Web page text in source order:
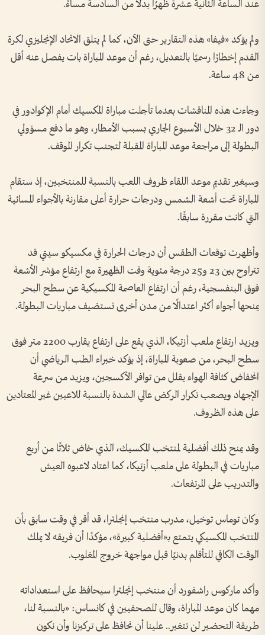
عند الساعة الثانية عشرة ظهرًا بدلًا من السادسة مساءً.
ولم يؤكد «فيفا» هذه التقارير حتى الآن، كما لم يتلق الاتحاد الإنجليزي لكرة
القدم إخطارًا رسميًا بالتعديل، رغم أن موعد المباراة بات يفصل عنه أقل
من 48 ساعة.
وجاءت هذه المناقشات بعدما تأجلت مباراة المكسيك أمام الإكوادور في
دور الـ 32 خلال الأسبوع الجاري بسبب الأمطار، وهو ما دفع مسؤولي
البطولة إلى مراجعة موعد المباراة المقبلة لتجنب تكرار الموقف.
وسيغير تقديم موعد اللقاء ظروف اللعب بالنسبة للمنتخبين، إذ ستقام
المباراة تحت أشعة الشمس ودرجات حرارة أعلى مقارنة بالأجواء المسائية
التي كانت مقررة سابقًا.
وأظهرت توقعات الطقس أن درجات الحرارة في مكسيكو سيتي قد
تتراوح بين 23 و25 درجة مئوية وقت الظهيرة مع ارتفاع مؤشر الأشعة
فوق البنفسجية، رغم أن ارتفاع العاصمة المكسيكية عن سطح البحر
يمنحها أجواء أكثر اعتدالًا من مدن أخرى تستضيف مباريات البطولة.
ويزيد ارتفاع ملعب أزتيكا، الذي يقع على ارتفاع يقارب 2200 متر فوق
سطح البحر، من صعوبة المباراة، إذ يؤكد خبراء الطب الرياضي أن
انخفاض كثافة الهواء يقلل من توافر الأكسجين، ويزيد من سرعة
الإجهاد ويصعب تكرار الركض عالي الشدة بالنسبة للاعبين غير المعتادين
على هذه الظروف.
وقد يمنح ذلك أفضلية لمنتخب المكسيك، الذي خاض ثلاثًا من أربع
مباريات في البطولة على ملعب أزتيكا، كما اعتاد لاعبوه العيش
والتدريب على المرتفعات.
وكان توماس توخيل، مدرب منتخب إنجلترا، قد أقر في وقت سابق بأن
المنتخب المكسيكي يتمتع بـ«أفضلية كبيرة»، مؤكدًا أن فريقه لا يملك
الوقت الكافي للتأقلم بدنيًا قبل مواجهة خروج المغلوب.
وأكد ماركوس راشفورد أن منتخب إنجلترا سيحافظ على استعداداته
مهما كان موعد المباراة، وقال للصحفيين في كانساس: «بالنسبة لنا،
طريقة التحضير لن تتغير.. علينا أن نحافظ على تركيزنا وأن نكون